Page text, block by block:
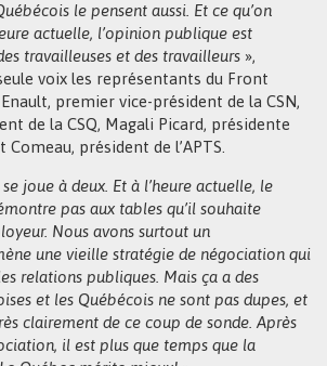
le pensent aussi. Et ce qu’on
actuelle, l’opinion publique est
travailleuses et des travailleurs »,
voix les représentants du Front
premier vice-président de la CSN,
de la CSQ, Magali Picard, présidente
président de l’APTS.
joue à deux. Et à l’heure actuelle, le
pas aux tables qu’il souhaite
Nous avons surtout un
une vieille stratégie de négociation qui
relations publiques. Mais ça a des
et les Québécois ne sont pas dupes, et
clairement de ce coup de sonde. Après
il est plus que temps que la